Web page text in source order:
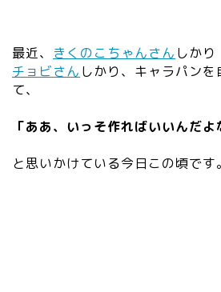
最近、 きくのこちゃんさん しかり
チョビさん しかり、キャラパン
て、
「ああ、いっそ作ればいいんだよ
と思いかけている今日この頃です